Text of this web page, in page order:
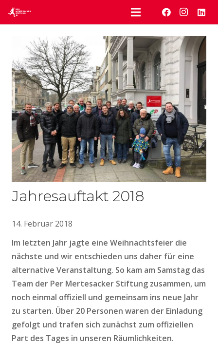
Jahresauftakt 2018
14. Februar 2018
Im letzten Jahr jagte eine Weihnachtsfeier die
nächste und wir entschieden uns daher für eine
alternative Veranstaltung. So kam am Samstag das
Team der Per Mertesacker Stiftung zusammen, um
noch einmal offiziell und gemeinsam ins neue Jahr
zu starten. Über 20 Personen waren der Einladung
gefolgt und trafen sich zunächst zum offiziellen
Part des Tages in unseren Räumlichkeiten.